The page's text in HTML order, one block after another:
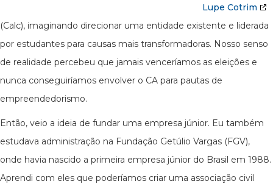
Lupe Cotrim
(Calc), imaginando direcionar uma entidade existente e liderada
por estudantes para causas mais transformadoras. Nosso senso
de realidade percebeu que jamais venceríamos as eleições e
nunca conseguiríamos envolver o CA para pautas de
empreendedorismo.
Então, veio a ideia de fundar uma empresa júnior. Eu também
estudava administração na Fundação Getúlio Vargas (FGV),
onde havia nascido a primeira empresa júnior do Brasil em 1988.
Aprendi com eles que poderíamos criar uma associação civil